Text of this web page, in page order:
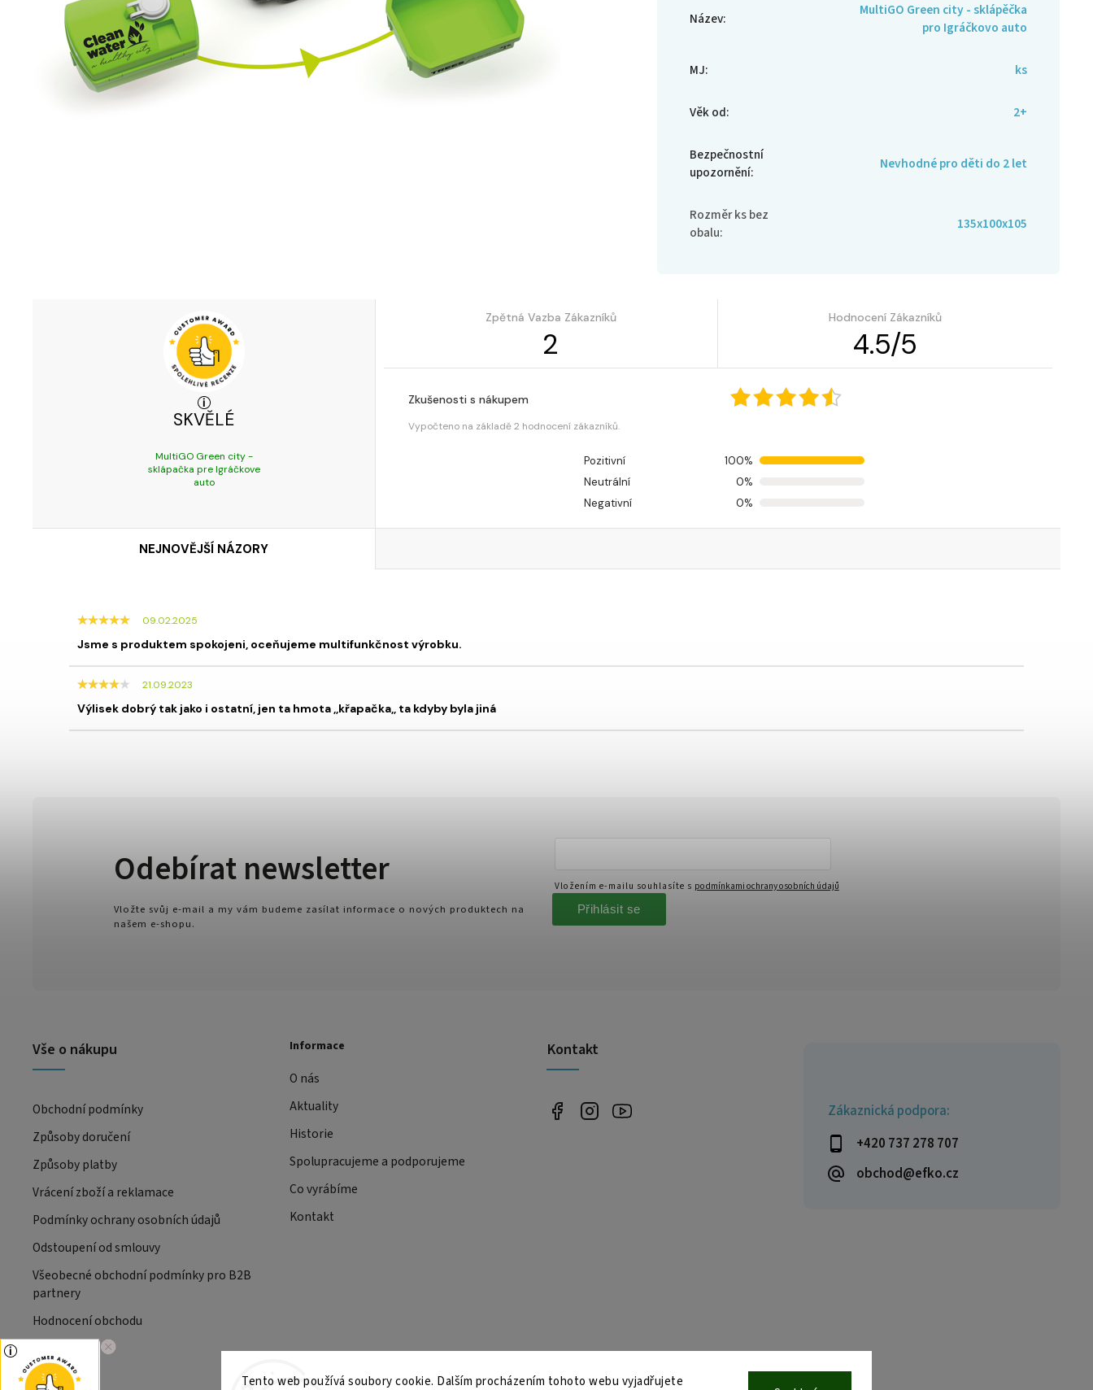
Tento web používá soubory cookie. Dalším procházením tohoto webu vyjadřujete
Název:
MultiGO Green city - sklápěčka
pro Igráčkovo auto
MJ: ks
Věk od: 2+
Bezpečnostní
upozornění: Nevhodné pro děti do 2 let
Rozměr ks bez
obalu: 135x100x105
SKVĚLÉ
MultiGO Green city -
sklápačka pre Igráčkove
auto
Zpětná Vazba Zákazníků
2
Hodnocení Zákazníků
4.5/5
Zkušenosti s nákupem
Vypočteno na základě 2 hodnocení zákazníků.
Pozitivní
100%
Neutrální
0%
Negativní
0%
NEJNOVĚJŠÍ NÁZORY
09.02.2025
Jsme s produktem spokojeni, oceňujeme multifunkčnost výrobku.
21.09.2023
Výlisek dobrý tak jako i ostatní, jen ta hmota ,,křapačka,, ta kdyby byla jiná
Zákaznická podpora:
+420 737 278 707
obchod@efko.cz
Vše o nákupu
Obchodní podmínky
Způsoby doručení
Způsoby platby
Vrácení zboží a reklamace
Podmínky ochrany osobních údajů
Odstoupení od smlouvy
Všeobecné obchodní podmínky pro B2B
partnery
Hodnocení obchodu
Informace
O nás
Aktuality
Historie
Spolupracujeme a podporujeme
Co vyrábíme
Kontakt
Odebírat newsletter
Vložte svůj e-mail a my vám budeme zasílat informace o nových produktech na
našem e-shopu.
Vložením e-mailu souhlasíte s podmínkami ochrany osobních údajů
Přihlásit se
Kontakt